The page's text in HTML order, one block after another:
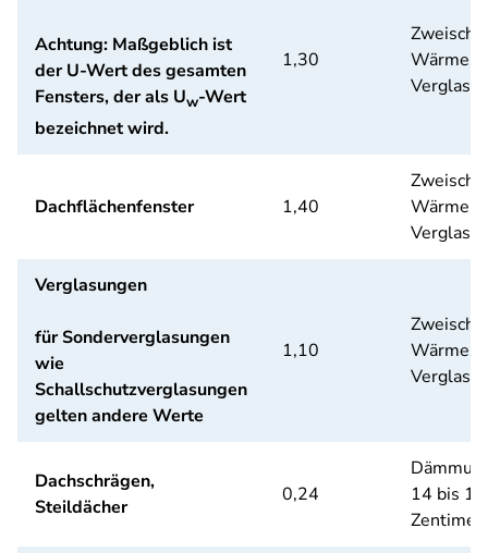
Achtung: Maßgeblich ist
der U-Wert des gesamten
Fensters, der als Uw-Wert
bezeichnet wird.
1,30
Dachflächenfenster 1,40
Verglasungen
für Sonderverglasungen
wie
Schallschutzverglasungen
gelten andere Werte
1,10
Dachschrägen,
Steildächer
0,24
14 bis 18